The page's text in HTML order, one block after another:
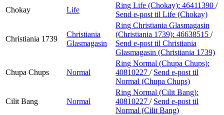
Chokay
Life
Ring Life (Chokay): 46411390 /
Send e-post til Life (Chokay)
Christiania 1739
Christiania
Glasmagasin
Ring Christiania Glasmagasin
(Christiania 1739): 46638515 /
Send e-post til Christiania
Glasmagasin (Christiania 1739)
Chupa Chups Normal
Ring Normal (Chupa Chups):
40810227 / Send e-post til
Normal (Chupa Chups)
Cilit Bang Normal
Ring Normal (Cilit Bang):
40810227 / Send e-post til
Normal (Cilit Bang)